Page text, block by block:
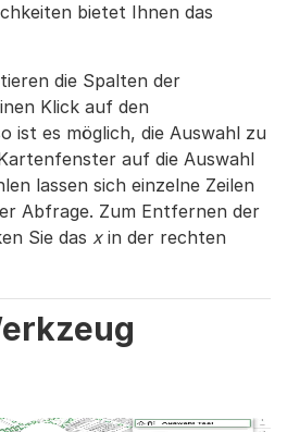
bietet Ihnen das
die Spalten der
Klick auf den
ist es möglich, die Auswahl zu
auf die Auswahl
lassen sich einzelne Zeilen
Abfrage. Zum Entfernen der
Sie das xin der rechten